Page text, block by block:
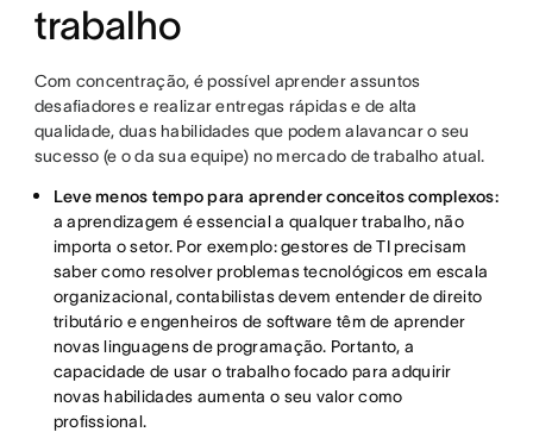
trabalho
Com concentração, é possível aprender assuntos
desafiadores e realizar entregas rápidas e de alta
qualidade, duas habilidades que podem alavancar o seu
sucesso (e o da sua equipe) no mercado de trabalho atual.
Leve menos tempo para aprender conceitos complexos:
a aprendizagem é essencial a qualquer trabalho, não
importa o setor. Por exemplo: gestores de TI precisam
saber como resolver problemas tecnológicos em escala
organizacional, contabilistas devem entender de direito
tributário e engenheiros de software têm de aprender
novas linguagens de programação. Portanto, a
capacidade de usar o trabalho focado para adquirir
novas habilidades aumenta o seu valor como
profissional.